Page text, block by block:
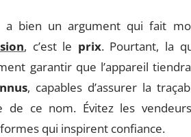
a bien un argument qui fait
, c’est le prix. Pourtant, la
garantir que l’appareil
, capables d’assurer la
de ce nom. Évitez les
qui inspirent confiance.